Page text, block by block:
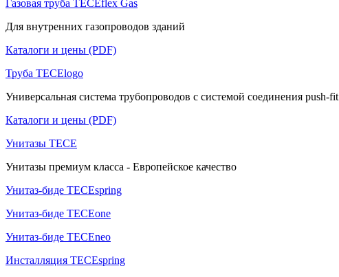
Газовая труба TECEflex Gas
Для внутренних газопроводов зданий
Каталоги и цены (PDF)
Труба TECElogo
Универсальная система трубопроводов с системой соединения push-fit
Каталоги и цены (PDF)
Унитазы TECE
Унитазы премиум класса - Европейское качество
Унитаз-биде TECEspring
Унитаз-биде TECEone
Унитаз-биде TECEneo
Инсталляция TECEspring